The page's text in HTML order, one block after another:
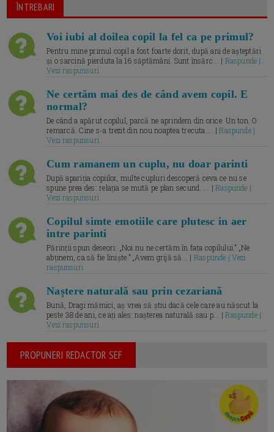
ÎNTREBARI
Voi iubi al doilea copil la fel ca pe primul?
Pentru mine primul copil a fost foarte dorit, după ani de așteptări
și o sarcină pierduta la 16 săptămâni. Sunt însărc... | Raspunde |
Vezi raspunsuri
Ne certăm mai des de când avem copil. E
normal?
De când a apărut copilul, parcă ne aprindem din orice. Un ton. O
remarcă. Cine s-a trezit din nou noaptea trecuta.... |Raspunde |
Vezi raspunsuri
Cum ramanem un cuplu, nu doar parinti
După apariția copiilor, multe cupluri descoperă ceva ce nu se
spune prea des: relația se mută pe plan secund. ... |Raspunde |
Vezi raspunsuri
Copilul simte emotiile care plutesc in aer
intre parinti
Părinții spun deseori: „Noi nu ne certăm în fața copilului.” „Ne
abținem, ca să fie liniște.” „Avem grijă să... | Raspunde | Vezi
raspunsuri
Naștere naturală sau prin cezariană
Bună, Dragi mămici, aș vrea să știu dacă cele care au născut la
peste 38 de ani, ce ați ales: nașterea naturală sau p... |Raspunde |
Vezi raspunsuri
PROPUNERI REDACTOR SEF